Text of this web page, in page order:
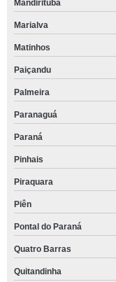
Mandirituba
Marialva
Matinhos
Paiçandu
Palmeira
Paranaguá
Paraná
Pinhais
Piraquara
Piên
Pontal do Paraná
Quatro Barras
Quitandinha